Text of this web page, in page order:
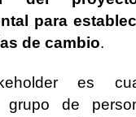
para
de cambio.
es
grupo de